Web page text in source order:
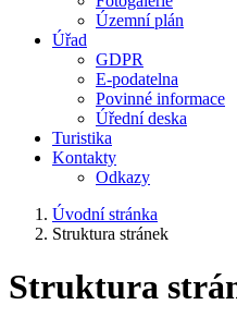
Územní plán
Úřad
GDPR
E-podatelna
Povinné informace
Úřední deska
Turistika
Kontakty
Odkazy
Úvodní stránka
Struktura stránek
Struktura